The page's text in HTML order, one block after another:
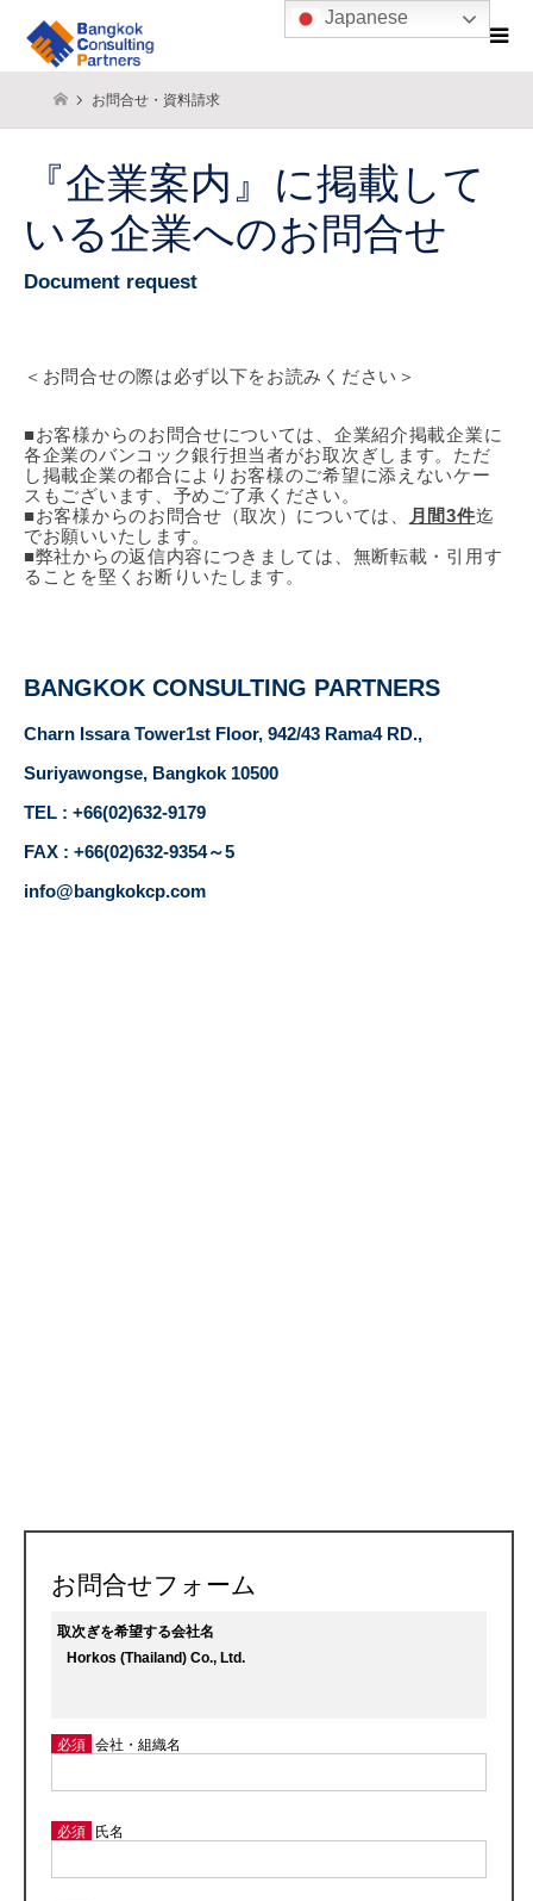
お問合せ・資料請求
『企業案内』に掲載して
いる企業へのお問合せ
Document request
＜お問合せの際は必ず以下をお読みください＞
■お客様からのお問合せについては、企業紹介掲載企業に
各企業のバンコック銀行担当者がお取次ぎします。ただ
し掲載企業の都合によりお客様のご希望に添えないケー
スもございます、予めご了承ください。
■お客様からのお問合せ（取次）については、
月間3件迄
でお願いいたします。
■弊社からの返信内容につきましては、無断転載・引用す
ることを堅くお断りいたします。
BANGKOK CONSULTING PARTNERS
Charn Issara Tower1st Floor, 942/43 Rama4 RD.,
Suriyawongse, Bangkok 10500
TEL : +66(02)632-9179
FAX : +66(02)632-9354～5
info@bangkokcp.com
お問合せフォーム
取次ぎを希望する会社名
必須 会社・組織名
必須 氏名
Japanese